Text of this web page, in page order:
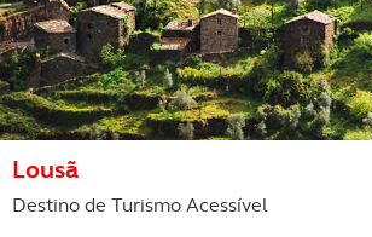
Lousã
Destino de Turismo Acessível